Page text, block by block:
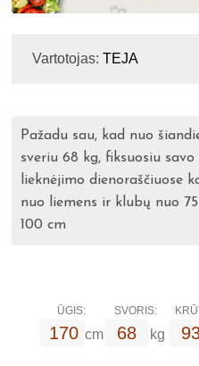
Vartotojas:TEJA
Pažadu sau, kad nuo
sveriu 68 kg, fiksuosiu
lieknėjimo dienoraščiuose
nuo liemens ir klubų nuo
100 cm
ŪGIS: SVORIS:
170 cm 68 kg